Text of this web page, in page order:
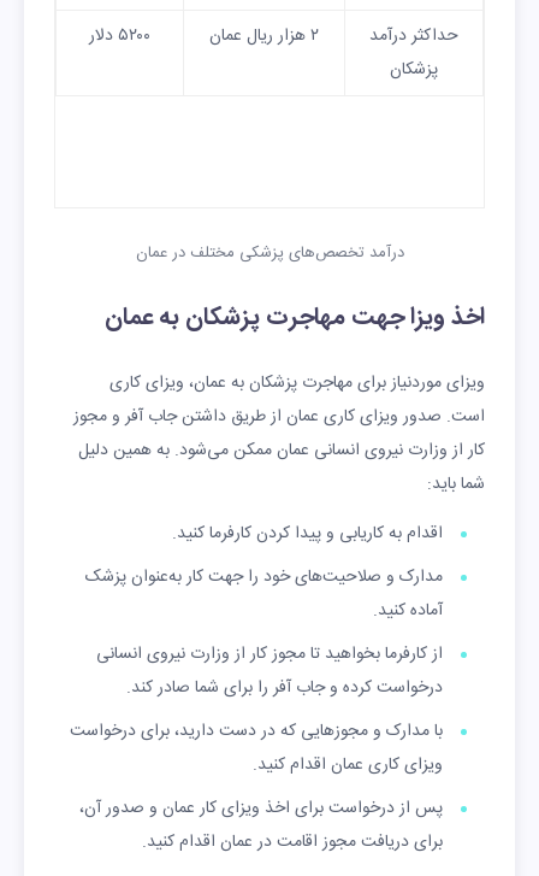
حداکثر درآمد
پزشکان
۲ هزار ریال عمان ۵۲۰۰ دلار
درآمد تخصص‌های پزشکی مختلف در عمان
اخذ ویزا جهت مهاجرت پزشکان به عمان
ویزای موردنیاز برای مهاجرت پزشکان به عمان، ویزای کاری
است. صدور ویزای کاری عمان از طریق داشتن جاب آفر و مجوز
کار از وزارت نیروی انسانی عمان ممکن می‌شود. به همین دلیل
شما باید:
اقدام به کاریابی و پیدا کردن کارفرما کنید.
مدارک و صلاحیت‌های خود را جهت کار به‌عنوان پزشک
آماده کنید.
از کارفرما بخواهید تا مجوز کار از وزارت نیروی انسانی
درخواست کرده و جاب آفر را برای شما صادر کند.
با مدارک و مجوزهایی که در دست دارید، برای درخواست
ویزای کاری عمان اقدام کنید.
پس از درخواست برای اخذ ویزای کار عمان و صدور آن،
برای دریافت مجوز اقامت در عمان اقدام کنید.